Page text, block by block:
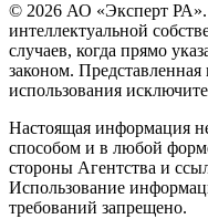
© 2026 АО «Эксперт РА».
интеллектуальной
случаев, когда прямо
законом.
использования
Настоящая информация
способом и в любой
стороны Агентства и
Использование
требований запрещено.